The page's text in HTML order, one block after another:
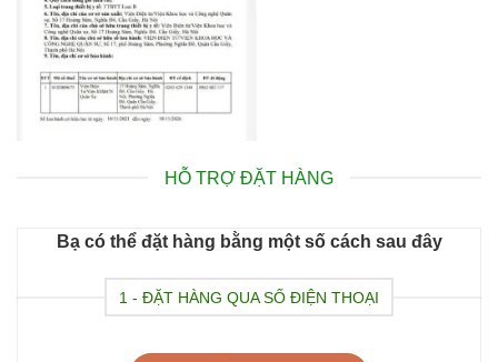
HỖ TRỢ ĐẶT HÀNG
Bạ có thể đặt hàng bằng một số cách sau đây
1 - ĐẶT HÀNG QUA SỐ ĐIỆN THOẠI